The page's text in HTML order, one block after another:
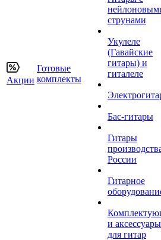
Акции
Готовые
комплекты
струнами
Укулеле
(Гавайские
гитары) и
гиталеле
Бас-гитары
Гитары
России
Гитарное
и аксессуары
для гитар